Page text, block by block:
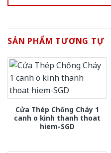
SẢN PHẨM TƯƠNG TỰ
Cửa Thép Chống Cháy 1
canh o kinh thanh thoat
hiem-SGD